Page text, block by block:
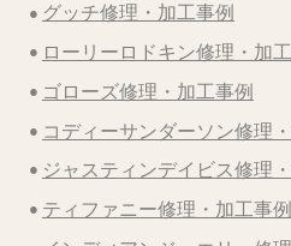
グッチ修理・加工事例
ローリーロドキン修理・加
ゴローズ修理・加工事例
コディーサンダーソン修理
ジャスティンデイビス修理
ティファニー修理・加工事例